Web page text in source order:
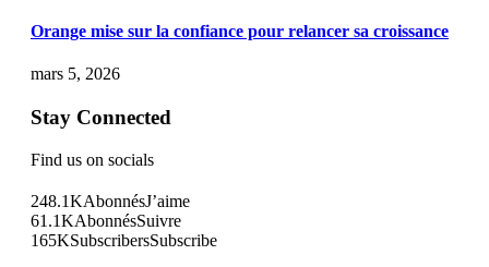
Orange mise sur la confiance pour relancer sa croissance
mars 5, 2026
Stay Connected
Find us on socials
248.1KAbonnésJ’aime
61.1KAbonnésSuivre
165KSubscribersSubscribe